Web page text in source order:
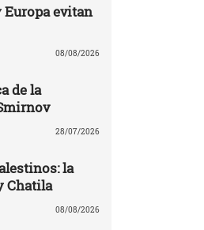
Europa evitan
08/08/2026
de la
28/07/2026
la
Chatila
08/08/2026